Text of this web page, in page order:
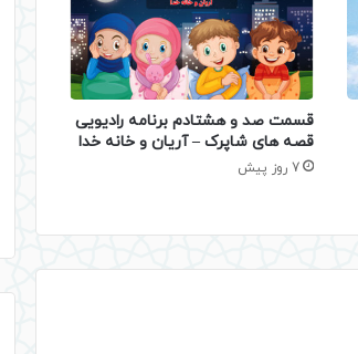
قسمت صد و هشتادم برنامه رادیویی
قصه های شاپرک – آریان و خانه خدا
7 روز پیش